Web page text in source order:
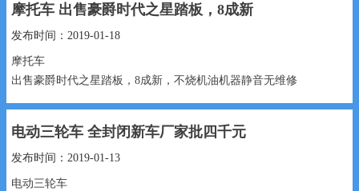
摩托车 出售豪爵时代之星踏板，8成新
发布时间：2019-01-18
摩托车
出售豪爵时代之星踏板，8成新，不烧机油机器静音无维修
电动三轮车 全封闭新车厂家批四千元
发布时间：2019-01-13
电动三轮车